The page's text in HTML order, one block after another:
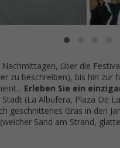
über die
zu beschreiben), bis hin zur
Erleben Sie ein
(La Albufera, Plaza De
geschnittenes Gras in den
Sand am Strand,